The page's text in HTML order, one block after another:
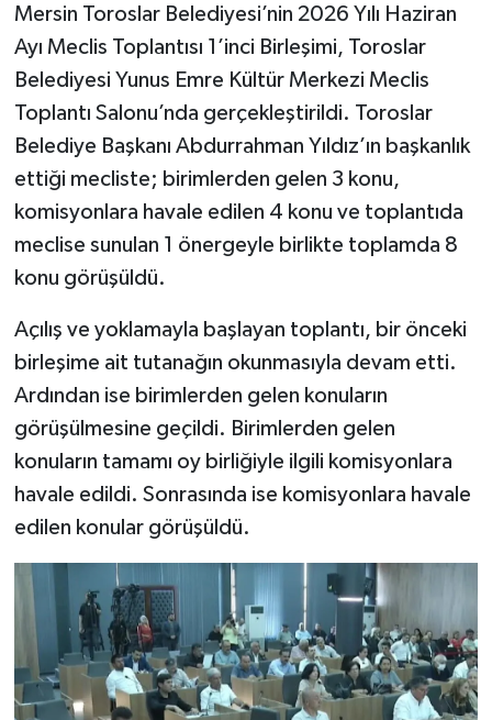
Mersin Toroslar Belediyesi’nin 2026 Yılı Haziran
Ayı Meclis Toplantısı 1’inci Birleşimi, Toroslar
Belediyesi Yunus Emre Kültür Merkezi Meclis
Toplantı Salonu’nda gerçekleştirildi. Toroslar
Belediye Başkanı Abdurrahman Yıldız’ın başkanlık
ettiği mecliste; birimlerden gelen 3 konu,
komisyonlara havale edilen 4 konu ve toplantıda
meclise sunulan 1 önergeyle birlikte toplamda 8
konu görüşüldü.
Açılış ve yoklamayla başlayan toplantı, bir önceki
birleşime ait tutanağın okunmasıyla devam etti.
Ardından ise birimlerden gelen konuların
görüşülmesine geçildi. Birimlerden gelen
konuların tamamı oy birliğiyle ilgili komisyonlara
havale edildi. Sonrasında ise komisyonlara havale
edilen konular görüşüldü.